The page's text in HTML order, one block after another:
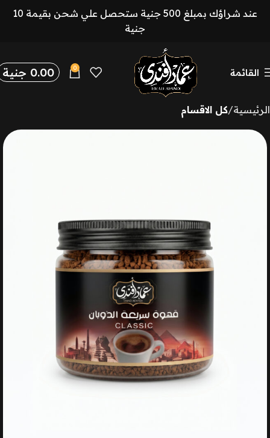
عند شراؤك بمبلغ 500 جنية ستحصل علي شحن بقيمة 10
جنية
القائمة 0
0.00 جنية
الرئيسية كل الاقسام